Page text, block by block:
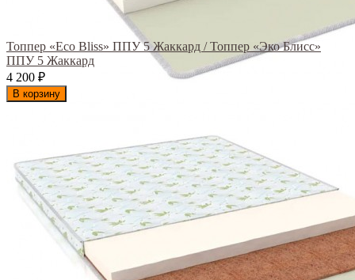
Топпер «Eco Bliss» ППУ 5 Жаккард / Топпер «Эко Блисс»
ППУ 5 Жаккард
4 200 ₽
В корзину